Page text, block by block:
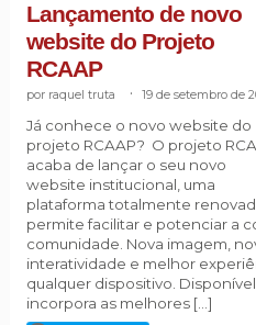
Lançamento de novo
website do Projeto
RCAAP
raquel truta 19 de setembro de
Já conhece o novo website do
projeto RCAAP? O projeto
acaba de lançar o seu novo
website institucional, uma
plataforma totalmente
permite facilitar e potenciar a
comunidade. Nova imagem,
interatividade e melhor
qualquer dispositivo.
incorpora as melhores […]